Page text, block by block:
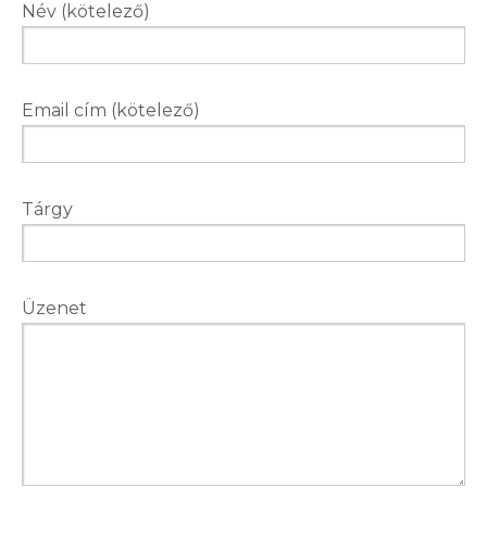
Név (kötelező)
Email cím (kötelező)
Tárgy
Üzenet